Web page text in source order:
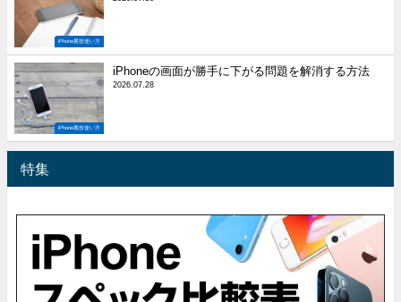
iPhone裏技使い方
iPhone裏技使い方
iPhoneの画面が勝手に下がる問題を解消する方法
2026.07.28
特集